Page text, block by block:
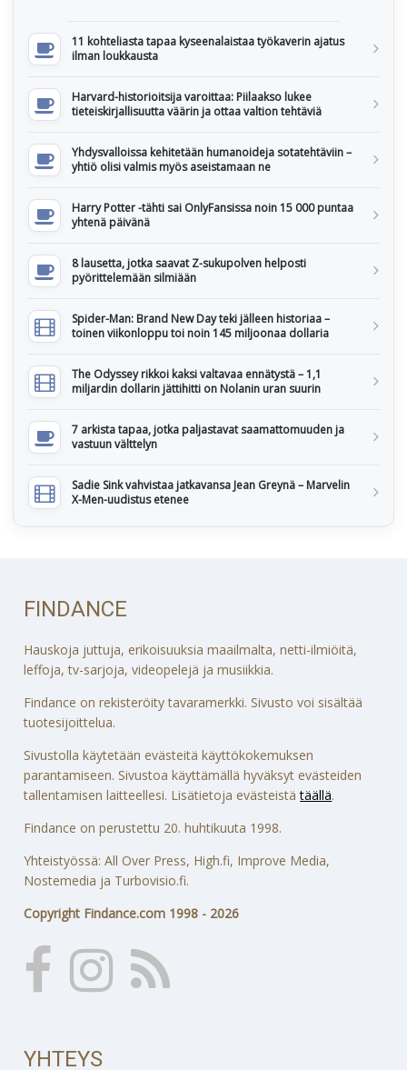
11 kohteliasta tapaa kyseenalaistaa työkaverin ajatus
ilman loukkausta
Harvard-historioitsija varoittaa: Piilaakso lukee
tieteiskirjallisuutta väärin ja ottaa valtion tehtäviä
Yhdysvalloissa kehitetään humanoideja sotatehtäviin –
yhtiö olisi valmis myös aseistamaan ne
Harry Potter -tähti sai OnlyFansissa noin 15 000 puntaa
yhtenä päivänä
8 lausetta, jotka saavat Z-sukupolven helposti
pyörittelemään silmiään
Spider-Man: Brand New Day teki jälleen historiaa –
toinen viikonloppu toi noin 145 miljoonaa dollaria
The Odyssey rikkoi kaksi valtavaa ennätystä – 1,1
miljardin dollarin jättihitti on Nolanin uran suurin
7 arkista tapaa, jotka paljastavat saamattomuuden ja
vastuun välttelyn
Sadie Sink vahvistaa jatkavansa Jean Greynä – Marvelin
X-Men-uudistus etenee
FINDANCE
Hauskoja juttuja, erikoisuuksia maailmalta, netti-ilmiöitä,
leffoja, tv-sarjoja, videopelejä ja musiikkia.
Findance on rekisteröity tavaramerkki. Sivusto voi sisältää
tuotesijoittelua.
Sivustolla käytetään evästeitä käyttökokemuksen
parantamiseen. Sivustoa käyttämällä hyväksyt evästeiden
tallentamisen laitteellesi. Lisätietoja evästeistätäällä.
Findance on perustettu 20. huhtikuuta 1998.
Yhteistyössä: All Over Press, High.fi, Improve Media,
Nostemedia ja Turbovisio.fi.
Copyright Findance.com 1998 - 2026
YHTEYS